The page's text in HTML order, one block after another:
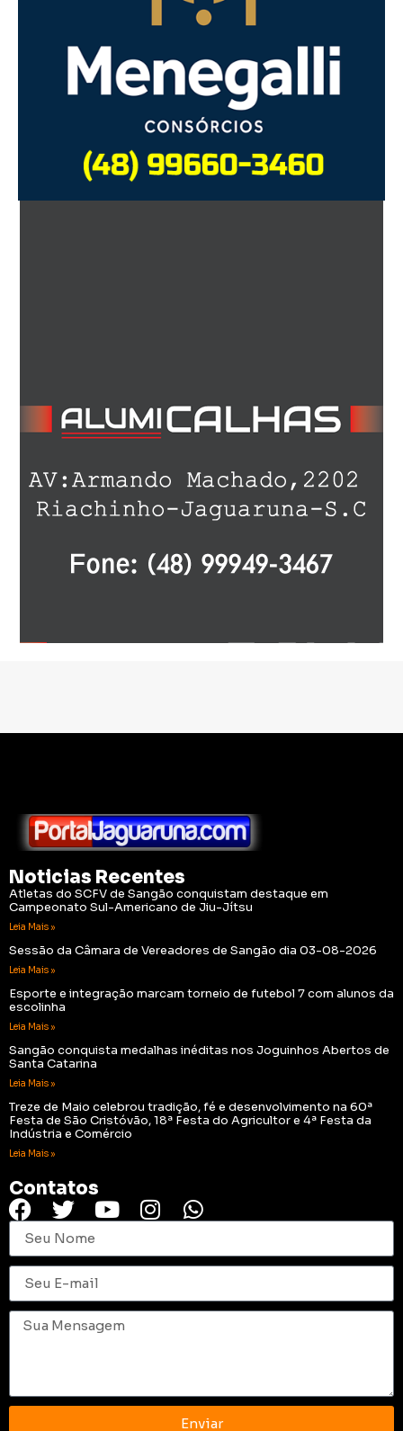
Noticias Recentes
Atletas do SCFV de Sangão conquistam destaque em
Campeonato Sul-Americano de Jiu-Jítsu
Leia Mais »
Sessão da Câmara de Vereadores de Sangão dia 03-08-2026
Leia Mais »
Esporte e integração marcam torneio de futebol 7 com alunos da
escolinha
Leia Mais »
Sangão conquista medalhas inéditas nos Joguinhos Abertos de
Santa Catarina
Leia Mais »
Treze de Maio celebrou tradição, fé e desenvolvimento na 60ª
Festa de São Cristóvão, 18ª Festa do Agricultor e 4ª Festa da
Indústria e Comércio
Leia Mais »
Contatos
Enviar